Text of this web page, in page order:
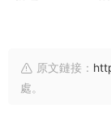
原文鏈接：
處。